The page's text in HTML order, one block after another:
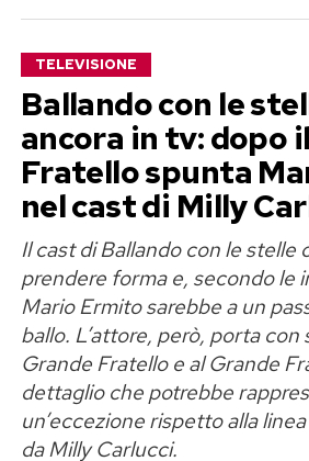
durante due fine settimana,
direttore artistico Stefano De
resteranno soltanto sei
attraverso Sanremo Giovani e
Area Sanremo.
Sei finalisti in prima
Prima della resa dei conti, i sei
possibilità di farsi conoscere
attraverso una speciale
Ciascuno si esibirà durante una
importante programma di
Giulia Provvedi torna
Fratello Vip
Se l’indiscrezione dovesse
Giulia Provvedi sarebbe il
TELEVISIONE
Ballando con le
ancora in tv: dopo
Fratello spunta
nel cast di Milly
Il cast di Ballando con le stelle
prendere forma e, secondo le
Mario Ermito sarebbe a un
ballo. L’attore, però, porta con
Grande Fratello e al Grande
dettaglio che potrebbe
un’eccezione rispetto alla
da Milly Carlucci.